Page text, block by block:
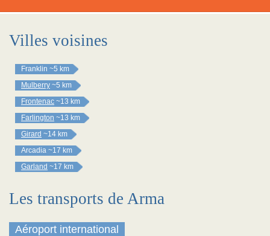
Villes voisines
Franklin ~5 km
Mulberry ~5 km
Frontenac ~13 km
Farlington ~13 km
Girard ~14 km
Arcadia ~17 km
Garland ~17 km
Les transports de Arma
Aéroport international